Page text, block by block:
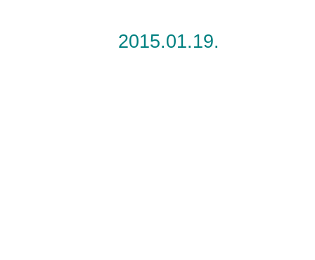
2015.01.19.